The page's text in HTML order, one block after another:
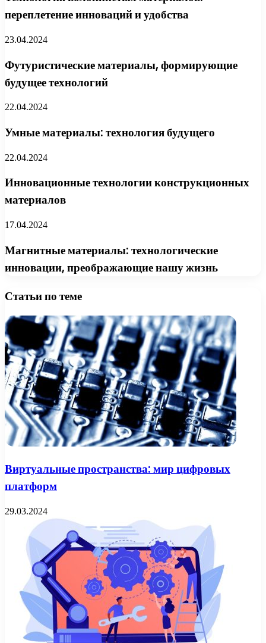
переплетение инноваций и удобства
23.04.2024
Футуристические материалы, формирующие
будущее технологий
22.04.2024
Умные материалы: технология будущего
22.04.2024
Инновационные технологии конструкционных
материалов
17.04.2024
Магнитные материалы: технологические
инновации, преображающие нашу жизнь
Статьи по теме
Виртуальные пространства: мир цифровых
платформ
29.03.2024